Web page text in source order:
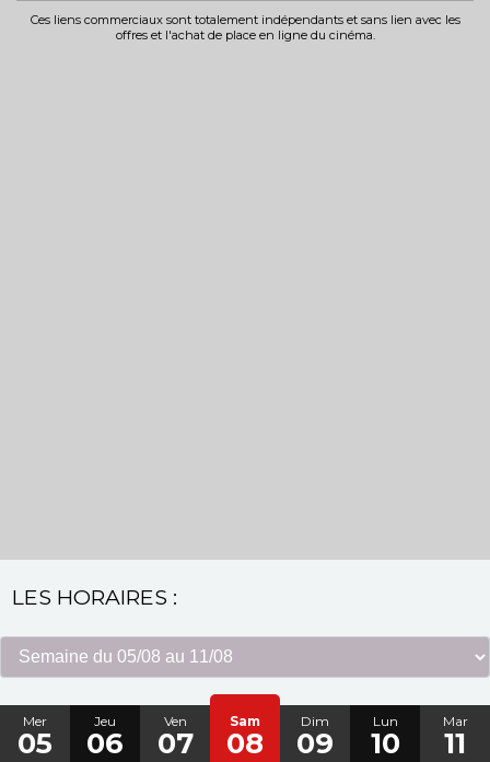
Ces liens commerciaux sont totalement indépendants et sans lien avec les
offres et l'achat de place en ligne du cinéma.
LES HORAIRES :
Mer
05
Jeu
06
Ven
07
Sam
08
Dim
09
Lun
10
Mar
11